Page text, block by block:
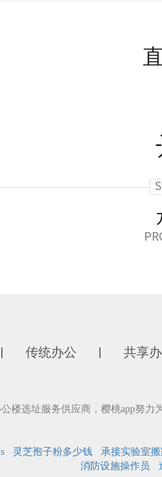
传统办公 共享
选址服务供应商，樱桃app努力
灵芝孢子粉多少钱
承接实验室
消防设施操作员